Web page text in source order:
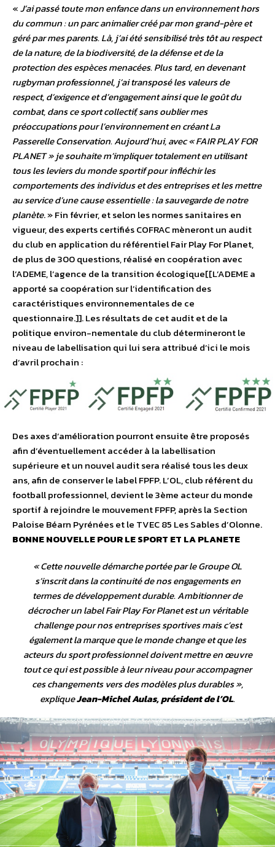
«J’ai passé toute mon enfance dans un environnement hors
du commun : un parc animalier créé par mon grand-père et
géré par mes parents. Là, j’ai été sensibilisé très tôt au respect
de la nature, de la biodiversité, de la défense et de la
protection des espèces menacées. Plus tard, en devenant
rugbyman professionnel, j’ai transposé les valeurs de
respect, d’exigence et d’engagement ainsi que le goût du
combat, dans ce sport collectif, sans oublier mes
préoccupations pour l’environnement en créant La
Passerelle Conservation. Aujourd’hui, avec « FAIR PLAY FOR
PLANET » je souhaite m’impliquer totalement en utilisant
tous les leviers du monde sportif pour infléchir les
comportements des individus et des entreprises et les mettre
au service d’une cause essentielle : la sauvegarde de notre
planète. »Fin février, et selon les normes sanitaires en
vigueur, des experts certifiés COFRAC mèneront un audit
du club en application du référentiel Fair Play For Planet,
de plus de 300 questions, réalisé en coopération avec
l’ADEME, l’agence de la transition écologique[[L’ADEME a
apporté sa coopération sur l’identification des
caractéristiques environnementales de ce
questionnaire.]]. Les résultats de cet audit et de la
politique environ-nementale du club détermineront le
niveau de labellisation qui lui sera attribué d’ici le mois
d’avril prochain :
Des axes d’amélioration pourront ensuite être proposés
afin d’éventuellement accéder à la labellisation
supérieure et un nouvel audit sera réalisé tous les deux
ans, afin de conserver le label FPFP. L’OL, club référent du
football professionnel, devient le 3ème acteur du monde
sportif à rejoindre le mouvement FPFP, après la Section
Paloise Béarn Pyrénées et le TVEC 85 Les Sables d’Olonne.
BONNE NOUVELLE POUR LE SPORT ET LA PLANETE
«Cette nouvelle démarche portée par le Groupe OL
s’inscrit dans la continuité de nos engagements en
termes de développement durable. Ambitionner de
décrocher un label Fair Play For Planet est un véritable
challenge pour nos entreprises sportives mais c’est
également la marque que le monde change et que les
acteurs du sport professionnel doivent mettre en œuvre
tout ce qui est possible à leur niveau pour accompagner
ces changements vers des modèles plus durables»,
expliqueJean-Michel Aulas, président de l’OL.